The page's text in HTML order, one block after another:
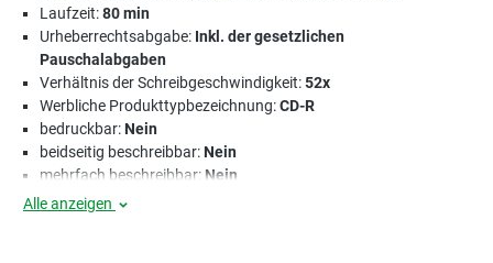
Laufzeit:80 min
Urheberrechtsabgabe: Inkl. der gesetzlichen
Pauschalabgaben
Verhältnis der Schreibgeschwindigkeit:52x
Werbliche Produkttypbezeichnung:CD-R
bedruckbar:Nein
beidseitig beschreibbar:Nein
mehrfach beschreibbar: Nein
Alle anzeigen